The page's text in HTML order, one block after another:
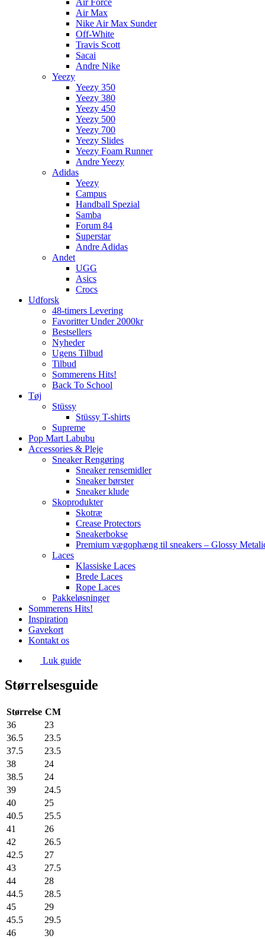
Air Max
Nike Air Max Sunder
Off-White
Travis Scott
Sacai
Andre Nike
Yeezy
Yeezy 350
Yeezy 380
Yeezy 450
Yeezy 500
Yeezy 700
Yeezy Slides
Yeezy Foam Runner
Andre Yeezy
Adidas
Yeezy
Campus
Handball Spezial
Samba
Forum 84
Superstar
Andre Adidas
Andet
UGG
Asics
Crocs
Udforsk
48-timers Levering
Favoritter Under 2000kr
Bestsellers
Nyheder
Ugens Tilbud
Tilbud
Sommerens Hits!
Back To School
Tøj
Stüssy
Stüssy T-shirts
Supreme
Pop Mart Labubu
Accessories & Pleje
Sneaker Rengøring
Sneaker rensemidler
Sneaker børster
Sneaker klude
Skoprodukter
Skotræ
Crease Protectors
Sneakerbokse
Premium vægophæng til sneakers – Glossy
Laces
Klassiske Laces
Brede Laces
Rope Laces
Pakkeløsninger
Sommerens Hits!
Inspiration
Gavekort
Kontakt os
Luk guide
Størrelsesguide
Størrelse CM
36
23
36.5
23.5
37.5
23.5
38
24
38.5
24
39
24.5
40
25
40.5
25.5
41
26
42
26.5
42.5
27
43
27.5
44
28
44.5
28.5
45
29
45.5
29.5
46
30